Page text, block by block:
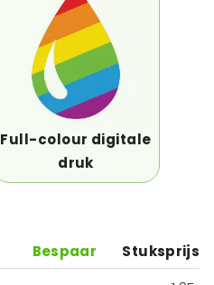
Full-colour digitale
druk
Bespaar
Stuksprijs